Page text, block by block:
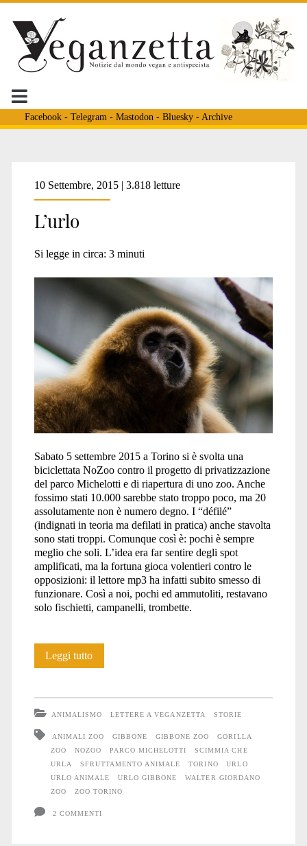
Facebook- Telegram - Mastodon - Bluesky- Archive
Tag:
<span>urlo
gibbone</span>
10 Settembre, 2015 | 3.818 letture
L’urlo
Si legge in circa: 3 minuti
Sabato 5 settembre 2015 a Torino si è svolta una
biciclettata NoZoo contro il progetto di privatizzazione
del parco Michelotti e di riapertura di uno zoo. Anche
fossimo stati 10.000 sarebbe stato troppo poco, ma 20
assolutamente non è numero degno. I “défilé”
(indignati in teoria ma defilati in pratica) anche stavolta
sono stati troppi. Comunque così è: pochi è sempre
meglio che soli. L’idea era far sentire degli spot
amplificati, ma la fortuna gioca volentieri contro le
opposizioni: il lettore mp3 ha infatti subito smesso di
funzionare. Così a noi, pochi ed ammutoliti, restavano
solo fischietti, campanelli, trombette.
Leggi tuttoL’urlo
ANIMALISMO LETTERE A VEGANZETTA STORIE
ANIMALI ZOO GIBBONE GIBBONE ZOO
GORILLA
ZOO
NOZOO PARCO MICHELOTTI
SCIMMIA CHE
URLA
SFRUTTAMENTO ANIMALE TORINO
URLO
URLO ANIMALE
URLO GIBBONE
WALTER GIORDANO
ZOO
ZOO TORINO
2 COMMENTI